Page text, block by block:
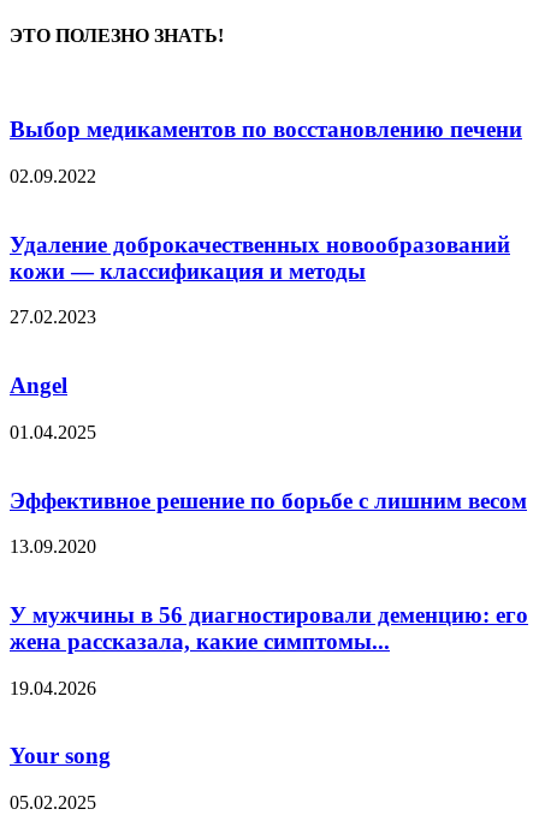
ЭТО ПОЛЕЗНО ЗНАТЬ!
Выбор медикаментов по восстановлению печени
02.09.2022
Удаление доброкачественных новообразований
кожи — классификация и методы
27.02.2023
Angel
01.04.2025
Эффективное решение по борьбе с лишним весом
13.09.2020
У мужчины в 56 диагностировали деменцию: его
жена рассказала, какие симптомы...
19.04.2026
Your song
05.02.2025